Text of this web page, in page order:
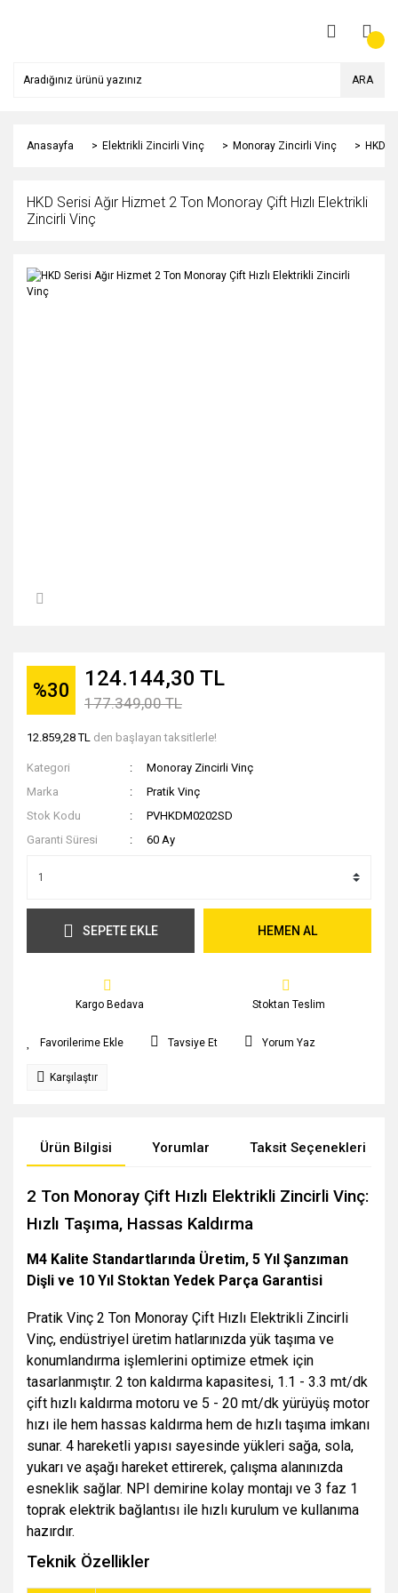
ARA
Anasayfa Elektrikli Zincirli Vinç Monoray Zincirli Vinç HKD
HKD Serisi Ağır Hizmet 2 Ton Monoray Çift Hızlı Elektrikli
Zincirli Vinç
%30 124.144,30 TL
177.349,00 TL
12.859,28 TL den başlayan taksitlerle!
Kategori
Monoray Zincirli Vinç
Marka
Pratik Vinç
Stok Kodu
PVHKDM0202SD
Garanti Süresi
60 Ay
SEPETE EKLE HEMEN AL
Kargo Bedava Stoktan Teslim
Tavsiye Et Yorum Yaz
Karşılaştır
Ürün Bilgisi Yorumlar Taksit Seçenekleri
2 Ton Monoray Çift Hızlı Elektrikli Zincirli Vinç:
Hızlı Taşıma, Hassas Kaldırma
M4 Kalite Standartlarında Üretim, 5 Yıl Şanzıman
Dişli ve 10 Yıl Stoktan Yedek Parça Garantisi
Pratik Vinç 2 Ton Monoray Çift Hızlı Elektrikli Zincirli
Vinç, endüstriyel üretim hatlarınızda yük taşıma ve
konumlandırma işlemlerini optimize etmek için
tasarlanmıştır. 2 ton kaldırma kapasitesi, 1.1 - 3.3 mt/dk
çift hızlı kaldırma motoru ve 5 - 20 mt/dk yürüyüş motor
hızı ile hem hassas kaldırma hem de hızlı taşıma imkanı
sunar. 4 hareketli yapısı sayesinde yükleri sağa, sola,
yukarı ve aşağı hareket ettirerek, çalışma alanınızda
esneklik sağlar. NPI demirine kolay montajı ve 3 faz 1
toprak elektrik bağlantısı ile hızlı kurulum ve kullanıma
hazırdır.
Teknik Özellikler